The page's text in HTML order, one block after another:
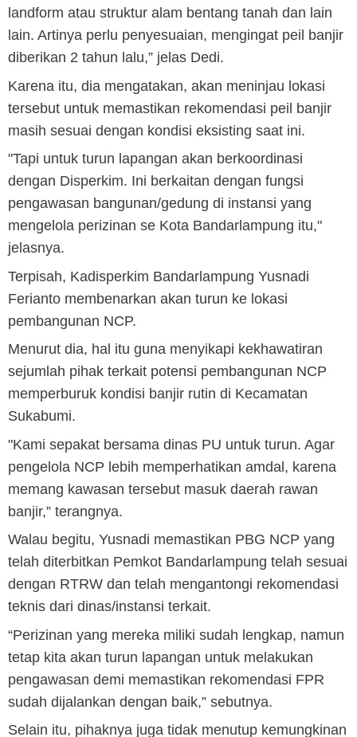
landform atau struktur alam bentang tanah dan lain
lain. Artinya perlu penyesuaian, mengingat peil banjir
diberikan 2 tahun lalu,” jelas Dedi.
Karena itu, dia mengatakan, akan meninjau lokasi
tersebut untuk memastikan rekomendasi peil banjir
masih sesuai dengan kondisi eksisting saat ini.
"Tapi untuk turun lapangan akan berkoordinasi
dengan Disperkim. Ini berkaitan dengan fungsi
pengawasan bangunan/gedung di instansi yang
mengelola perizinan se Kota Bandarlampung itu,"
jelasnya.
Terpisah, Kadisperkim Bandarlampung Yusnadi
Ferianto membenarkan akan turun ke lokasi
pembangunan NCP.
Menurut dia, hal itu guna menyikapi kekhawatiran
sejumlah pihak terkait potensi pembangunan NCP
memperburuk kondisi banjir rutin di Kecamatan
Sukabumi.
"Kami sepakat bersama dinas PU untuk turun. Agar
pengelola NCP lebih memperhatikan amdal, karena
memang kawasan tersebut masuk daerah rawan
banjir,” terangnya.
Walau begitu, Yusnadi memastikan PBG NCP yang
telah diterbitkan Pemkot Bandarlampung telah sesuai
dengan RTRW dan telah mengantongi rekomendasi
teknis dari dinas/instansi terkait.
“Perizinan yang mereka miliki sudah lengkap, namun
tetap kita akan turun lapangan untuk melakukan
pengawasan demi memastikan rekomendasi FPR
sudah dijalankan dengan baik,” sebutnya.
Selain itu, pihaknya juga tidak menutup kemungkinan